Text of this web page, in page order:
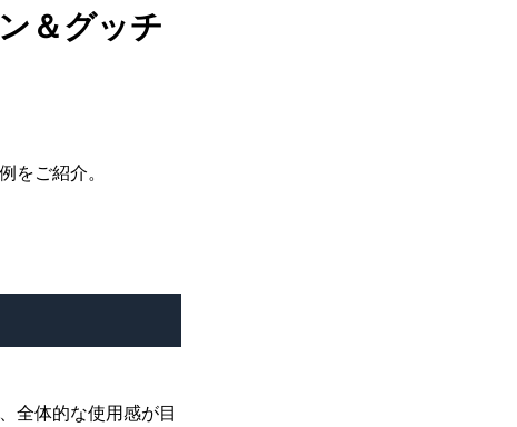
＆グッチ
をご紹介。
全体的な使用感が目